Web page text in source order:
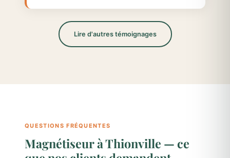
Lire d'autres témoignages
QUESTIONS FRÉQUENTES
Magnétiseur à Thionville — ce